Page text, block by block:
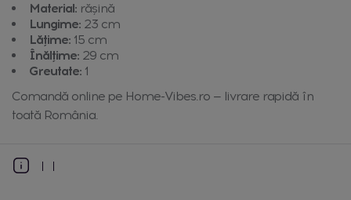
Material: răşină
Lungime: 23 cm
Lățime: 15 cm
Înălțime: 29 cm
Greutate: 1
Comandă online pe Home-Vibes.ro — livrare rapidă în
toată România.